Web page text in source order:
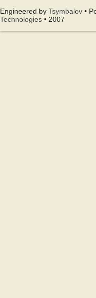
Engineered by Tsymbalov •
Technologies • 2007